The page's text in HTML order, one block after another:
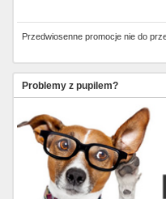
Przedwiosenne promocje nie do
Problemy z pupilem?